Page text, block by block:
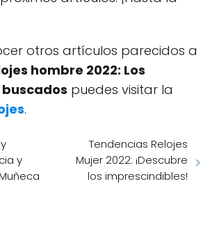
otros artículos parecidos a
hombre 2022: Los
puedes visitar la
.
y
Tendencias Relojes
Mujer 2022: ¡Descubre
los imprescindibles!